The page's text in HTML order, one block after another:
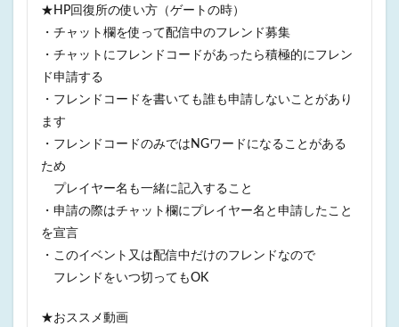
★HP回復所の使い方（ゲートの時）
・チャット欄を使って配信中のフレンド募集
・チャットにフレンドコードがあったら積極的にフレン
ド申請する
・フレンドコードを書いても誰も申請しないことがあり
ます
・フレンドコードのみではNGワードになることがある
ため
プレイヤー名も一緒に記入すること
・申請の際はチャット欄にプレイヤー名と申請したこと
を宣言
・このイベント又は配信中だけのフレンドなので
フレンドをいつ切ってもOK
★おススメ動画